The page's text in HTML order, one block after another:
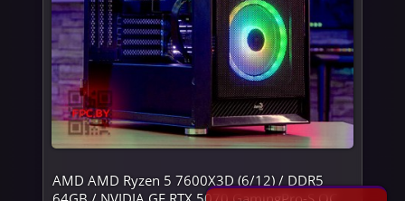
AMD AMD Ryzen 5 7600X3D (6/12) / DDR5